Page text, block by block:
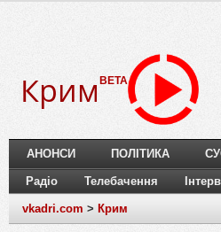
Крим BETA
АНОНСИ ПОЛІТИКА
Радіо Телебачення
vkadri.com > Крим